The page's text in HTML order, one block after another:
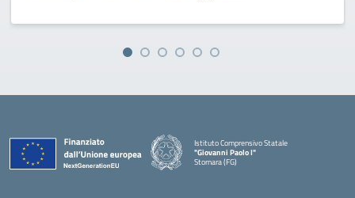
Istituto Comprensivo Statale
"Giovanni Paolo I"
Stornara (FG)